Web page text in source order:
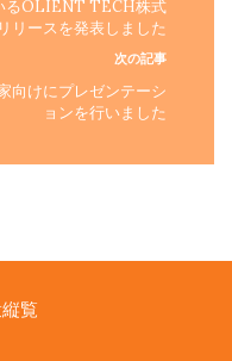
るOLIENT TECH株式
リースを発表しました
次の記事
けにプレゼンテーシ
ョンを行いました
覧